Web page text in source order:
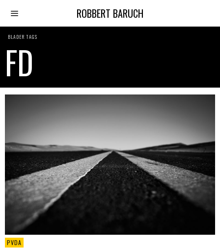
ROBBERT BARUCH
BLADER TAGS
FD
PVDA